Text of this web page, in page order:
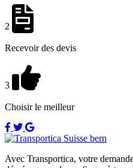
2
Recevoir des devis
3
Choisir le meilleur
Avec Transportica, votre